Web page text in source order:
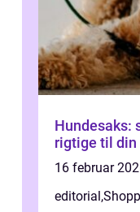
Hundesaks:
rigtige til din
16 februar
editorial,